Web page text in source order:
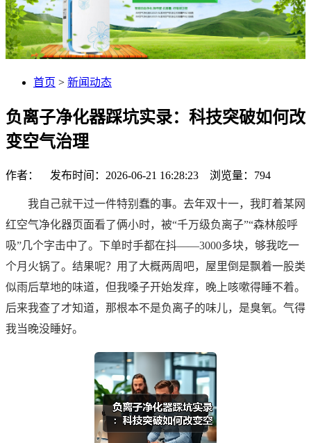
首页 > 新闻动态
负离子净化器踩坑实录：科技突破如何改
变空气治理
作者： 发布时间：2026-06-21 16:28:23 浏览量： 794
我自己就干过一件特别蠢的事。去年双十一，我盯着某网
红空气净化器页面看了俩小时，被“千万级负离子”“森林般呼
吸”几个字击中了。下单时手都在抖——3000多块，够我吃一
个月火锅了。结果呢？用了大概两周吧，屋里倒是飘着一股类
似雨后草地的味道，但我嗓子开始发痒，晚上咳嗽得睡不着。
后来我查了才知道，那根本不是负离子的味儿，是臭氧。气得
我当晚没睡好。